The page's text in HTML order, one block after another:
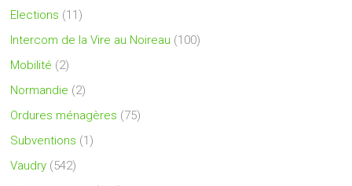
Elections (11)
Intercom de la Vire au Noireau (100)
Mobilité (2)
Normandie (2)
Ordures ménagères (75)
Subventions (1)
Vaudry (542)